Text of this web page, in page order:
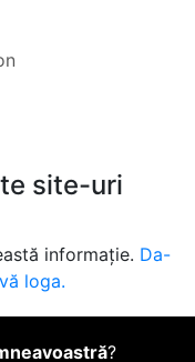
site-uri
informație. Da-
loga.
?